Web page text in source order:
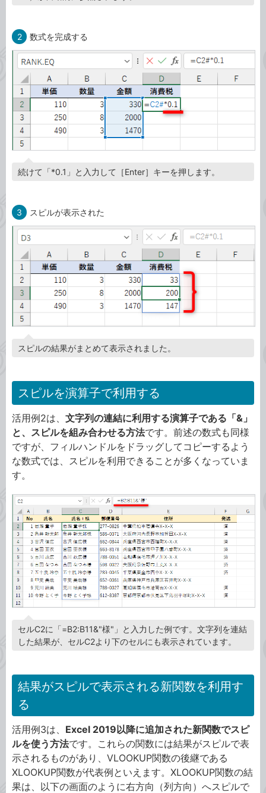
2 数式を完成する
続けて「*0.1」と入力して［Enter］キーを押します。
3 スピルが表示された
スピルの結果がまとめて表示されました。
スピルを演算子で利用する
活用例2は、 文字列の連結に利用する演算子である「&」
と、スピルを組み合わせる方法です。前述の数式も同様
ですが、フィルハンドルをドラッグしてコピーするよう
な数式では、スピルを利用できることが多くなっていま
す。
セルC2に「=B2:B11&"様"」と入力した例です。文字列を連結
した結果が、セルC2より下のセルにも表示されています。
結果がスピルで表示される新関数を利用す
る
活用例3は、 Excel 2019以降に追加された新関数でスピ
ルを使う方法です。これらの関数には結果がスピルで表
示されるものがあり、VLOOKUP関数の後継である
XLOOKUP関数が代表例といえます。XLOOKUP関数の結
果は、以下の画面のように右方向（列方向）へスピルで